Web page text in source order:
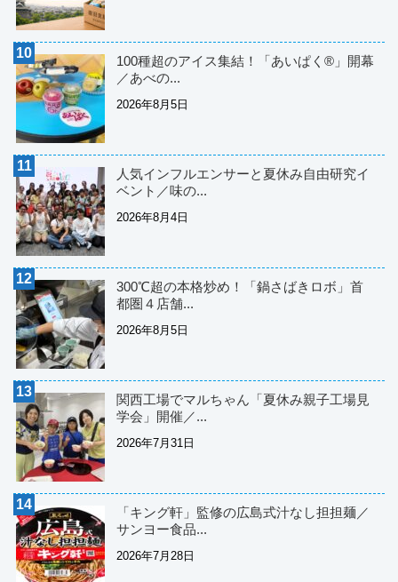
100種超のアイス集結！「あいぱく®」開幕
／あべの...
2026年8月5日
人気インフルエンサーと夏休み自由研究イ
ベント／味の...
2026年8月4日
300℃超の本格炒め！「鍋さばきロボ」首
都圏４店舗...
2026年8月5日
関西工場でマルちゃん「夏休み親子工場見
学会」開催／...
2026年7月31日
「キング軒」監修の広島式汁なし担担麺／
サンヨー食品...
2026年7月28日